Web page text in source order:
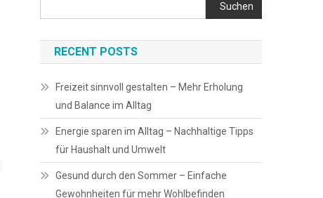
Suchen
RECENT POSTS
Freizeit sinnvoll gestalten – Mehr Erholung
und Balance im Alltag
Energie sparen im Alltag – Nachhaltige Tipps
für Haushalt und Umwelt
Gesund durch den Sommer – Einfache
Gewohnheiten für mehr Wohlbefinden